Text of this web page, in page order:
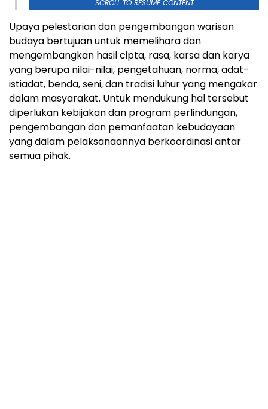
SCROLL TO RESUME CONTENT
Upaya pelestarian dan pengembangan warisan
budaya bertujuan untuk memelihara dan
mengembangkan hasil cipta, rasa, karsa dan karya
yang berupa nilai-nilai, pengetahuan, norma, adat-
istiadat, benda, seni, dan tradisi luhur yang mengakar
dalam masyarakat. Untuk mendukung hal tersebut
diperlukan kebijakan dan program perlindungan,
pengembangan dan pemanfaatan kebudayaan
yang dalam pelaksanaannya berkoordinasi antar
semua pihak.